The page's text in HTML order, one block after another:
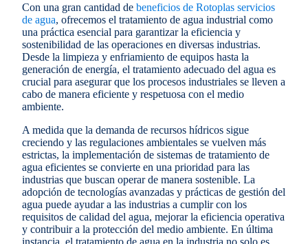
Con una gran cantidad de beneficios de Rotoplas servicios
de agua, ofrecemos el tratamiento de agua industrial como
una práctica esencial para garantizar la eficiencia y
sostenibilidad de las operaciones en diversas industrias.
Desde la limpieza y enfriamiento de equipos hasta la
generación de energía, el tratamiento adecuado del agua es
crucial para asegurar que los procesos industriales se lleven a
cabo de manera eficiente y respetuosa con el medio
ambiente.
A medida que la demanda de recursos hídricos sigue
creciendo y las regulaciones ambientales se vuelven más
estrictas, la implementación de sistemas de tratamiento de
agua eficientes se convierte en una prioridad para las
industrias que buscan operar de manera sostenible. La
adopción de tecnologías avanzadas y prácticas de gestión del
agua puede ayudar a las industrias a cumplir con los
requisitos de calidad del agua, mejorar la eficiencia operativa
y contribuir a la protección del medio ambiente. En última
instancia, el tratamiento de agua en la industria no solo es